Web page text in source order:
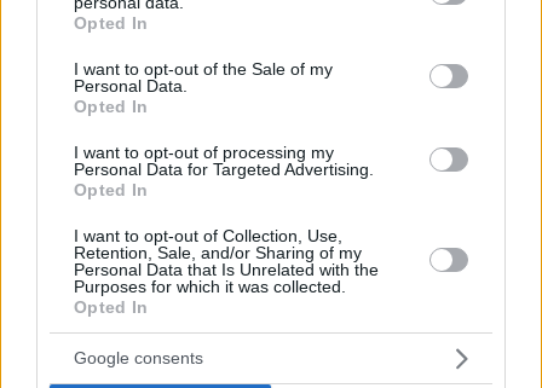
grant or deny consent to Google and its third-party tags to
use your data for below specified purposes in below Google
consent section.
Opted In
I want to opt-out of the Sale of my
Personal Data.
Opted In
I want to opt-out of processing my
Personal Data for Targeted Advertising.
Opted In
I want to opt-out of Collection, Use,
Retention, Sale, and/or Sharing of my
Personal Data that Is Unrelated with the
Purposes for which it was collected.
Opted In
Google consents
6 κρούσματα στη Π.Ε. Νάξου
55 κρούσματα στην Π.Ε. Ξάνθης
3 κρούσματα στην Π.Ε. Πάρου
130 κρούσματα στην Π.Ε. Πέλλας
91 κρούσματα στην Π.Ε. Πιερίας
28 κρούσματα στην Π.Ε. Πρέβεζας